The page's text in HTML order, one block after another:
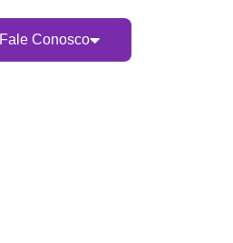
Fale Conosco